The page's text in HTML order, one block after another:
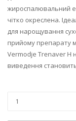
жироспалювальний
чітко окреслена.
для нарощування
прийому препарату
Vermodje Trenaver H
виведення